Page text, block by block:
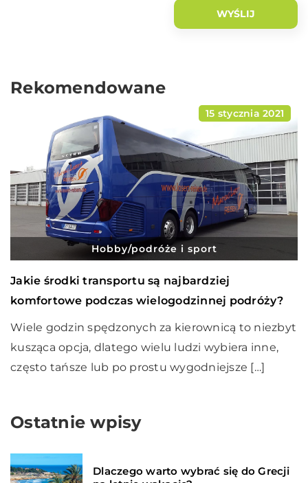
Rekomendowane
15 stycznia 2021
Hobby/podróże i sport
Jakie środki transportu są najbardziej
komfortowe podczas wielogodzinnej podróży?
Wiele godzin spędzonych za kierownicą to niezbyt
kusząca opcja, dlatego wielu ludzi wybiera inne,
często tańsze lub po prostu wygodniejsze […]
Ostatnie wpisy
Dlaczego warto wybrać się do Grecji